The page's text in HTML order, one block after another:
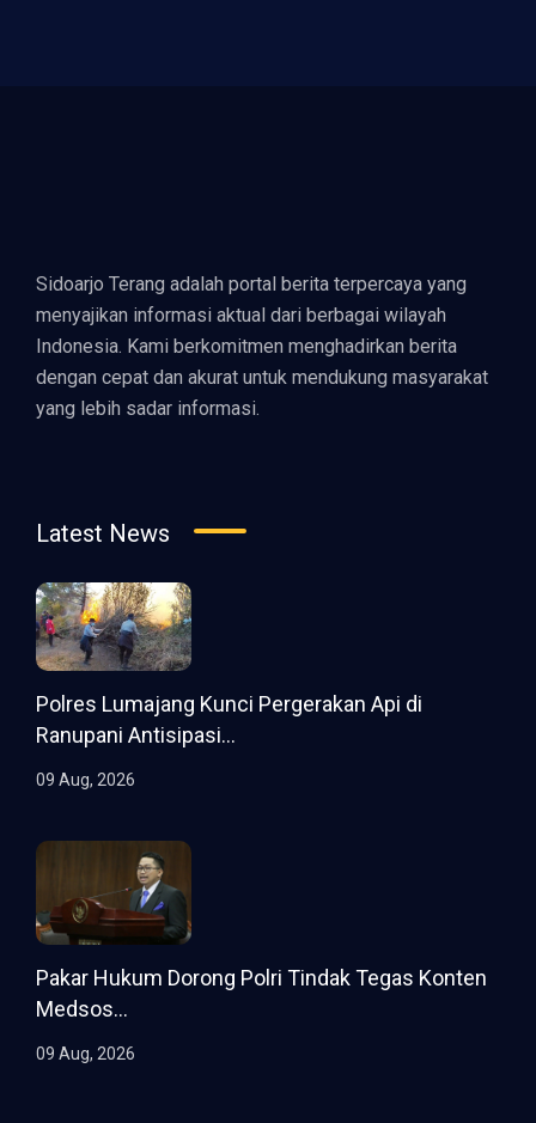
Sidoarjo Terang adalah portal berita terpercaya yang
menyajikan informasi aktual dari berbagai wilayah
Indonesia. Kami berkomitmen menghadirkan berita
dengan cepat dan akurat untuk mendukung masyarakat
yang lebih sadar informasi.
Latest News
Polres Lumajang Kunci Pergerakan Api di
Ranupani Antisipasi...
09 Aug, 2026
Pakar Hukum Dorong Polri Tindak Tegas Konten
Medsos...
09 Aug, 2026